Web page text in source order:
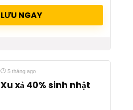
LƯU NGAY
5 tháng ago
Xu xả 40% sinh nhật